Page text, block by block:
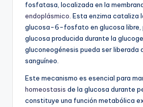
fosfatasa, localizada en la
endoplásmico . Esta enzima cataliza
glucosa-6-fosfato en glucosa libre,
glucosa producida durante la
gluconeogénesis pueda ser liberada
sanguíneo.
Este mecanismo es esencial para
homeostasis de la glucosa durante
constituye una función metabólica